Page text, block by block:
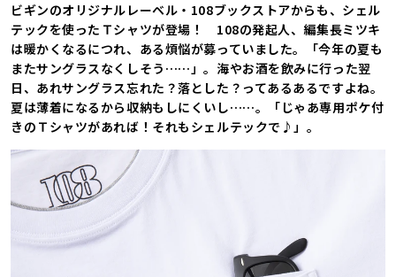
ビギンのオリジナルレーベル・108ブックストアからも、シェル
テックを使ったＴシャツが登場！ 108の発起人、編集長ミツキ
は暖かくなるにつれ、ある煩悩が募っていました。「今年の夏も
またサングラスなくしそう……」。海やお酒を飲みに行った翌
日、あれサングラス忘れた？落とした？ってあるあるですよね。
夏は薄着になるから収納もしにくいし……。「じゃあ専用ポケ付
きのＴシャツがあれば！それもシェルテックで♪」。